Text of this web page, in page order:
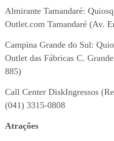
Almirante Tamandaré:
Outlet.com Tamandaré (Av.
Campina Grande do Sul:
Outlet das Fábricas C.
885)
Call Center DiskIngressos
(041) 3315-0808
Atrações